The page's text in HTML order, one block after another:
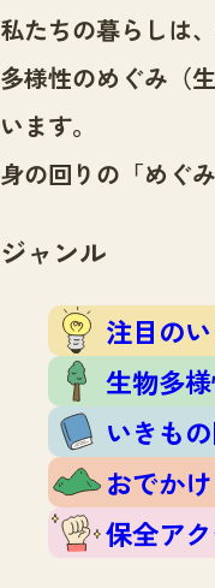
センター紹
サイトポリ
ニュース
いきものガ
いきものガ
生物多様性
おでかけコ
保全アクシ
イベント
調査レポート
調査レポー
調査結果
ふくおかい
マッチン
マッチング
掲載申し込
お問合せ
私たちの暮らしは
多様性のめぐみ（
います。
身の回りの「めぐ
ジャンル
注目の
生物多
いきも
おでか
保全ア